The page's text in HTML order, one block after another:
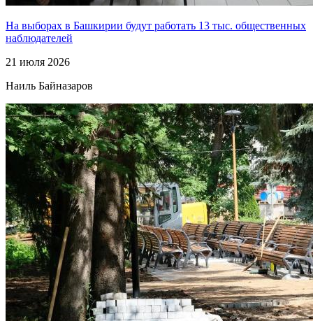
На выборах в Башкирии будут работать 13 тыс. общественных
наблюдателей
21 июля 2026
Наиль Байназаров